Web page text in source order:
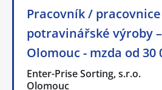
Pracovník / pracovnice
potravinářské výroby –
Olomouc - mzda od 30
Enter-Prise Sorting, s.r.o.
Olomouc